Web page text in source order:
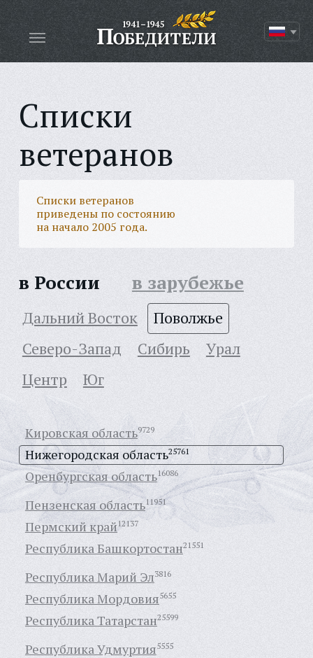
Списки
ветеранов
Списки ветеранов
приведены по состоянию
на начало 2005 года.
в России в зарубежье
Дальний Восток
Поволжье
Северо-Запад
Сибирь
Урал
Центр
Юг
Кировская область9729
Нижегородская область25761
Оренбургская область16086
Пензенская область11951
Пермский край 12137
Республика Башкортостан21551
Республика Марий Эл3816
Республика Мордовия5655
Республика Татарстан25599
Республика Удмуртия5555